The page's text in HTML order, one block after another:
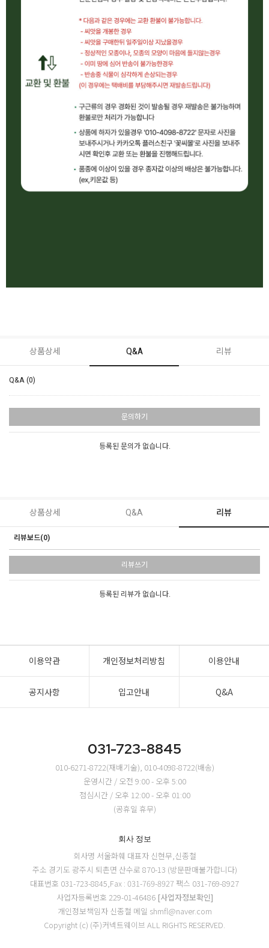
상품상세 Q&A 리뷰
Q&A (0)
문의하기
등록된 문의가 없습니다.
상품상세 Q&A 리뷰
리뷰보드(0)
리뷰쓰기
등록된 리뷰가 없습니다.
이용약관 개인정보처리방침 이용안내
공지사항 입고안내 Q&A
031-723-8845
010-6271-8722(재배기술), 010-4098-8722(배송)
운영시간 / 오전 9:00 - 오후 5:00
점심시간 / 오후 12:00 - 오후 01:00
(공휴일 휴무)
회사 정보
회사명 서울화훼 대표자 신현무,신종철
주소 경기도 광주시 퇴촌면 산수로 870-13 (방문판매불가합니다)
대표번호 031-723-8845,Fax : 031-769-8927 팩스 031-769-8927
사업자등록번호 229-01-46486 [사업자정보확인]
개인정보책임자 신종철 메일 shmfl@naver.com
Copyright (c) (주)커넥트웨이브 ALL RIGHTS RESERVED.